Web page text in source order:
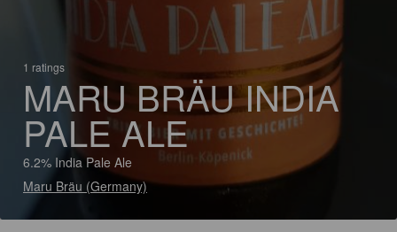
1 ratings
MARU BRÄU INDIA
PALE ALE
6.2% India Pale Ale
Maru Bräu (Germany)